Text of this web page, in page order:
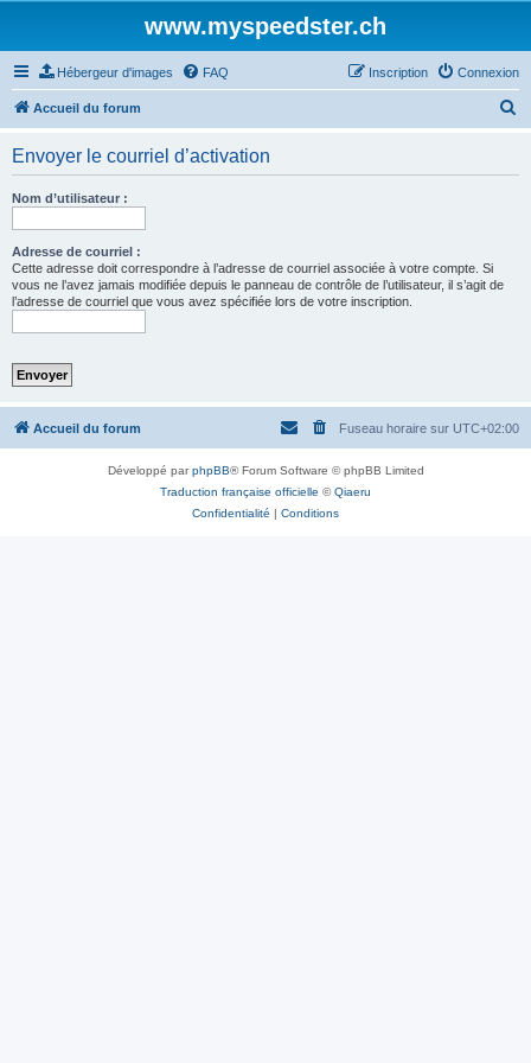
www.myspeedster.ch
Hébergeur d'images FAQ Connexion
Inscription
Accueil du forum
Envoyer le courriel d’activation
Nom d’utilisateur :
Adresse de courriel :
Cette adresse doit correspondre à l’adresse de courriel associée à votre compte. Si
vous ne l’avez jamais modifiée depuis le panneau de contrôle de l’utilisateur, il s’agit de
l’adresse de courriel que vous avez spécifiée lors de votre inscription.
Accueil du forum Fuseau horaire sur UTC+02:00
Développé parphpBB® Forum Software © phpBB Limited
Traduction française officielle ©Qiaeru
Confidentialité | Conditions